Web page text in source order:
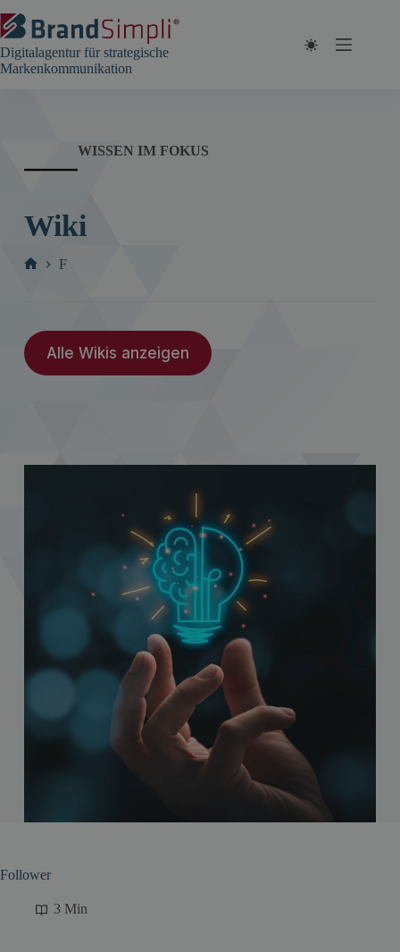
Inhalt
springen
Digitalagentur für strategische
Markenkommunikation
WISSEN IM FOKUS
Wiki
F
Alle Wikis anzeigen
Follower
3 Min